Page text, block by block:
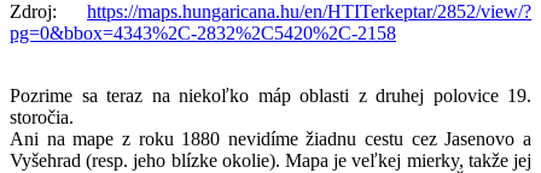
Zdroj: https://maps.hungaricana.hu/en/HTITerkeptar/2852/view/?
pg=0&bbox=4343%2C-2832%2C5420%2C-2158
Pozrime sa teraz na niekoľko máp oblasti z druhej polovice 19.
storočia.
Ani na mape z roku 1880 nevidíme žiadnu cestu cez Jasenovo a
Vyšehrad (resp. jeho blízke okolie). Mapa je veľkej mierky, takže jej